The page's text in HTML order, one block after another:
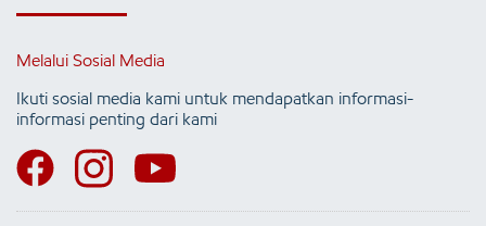
Melalui Sosial Media
Ikuti sosial media kami untuk mendapatkan informasi-
informasi penting dari kami